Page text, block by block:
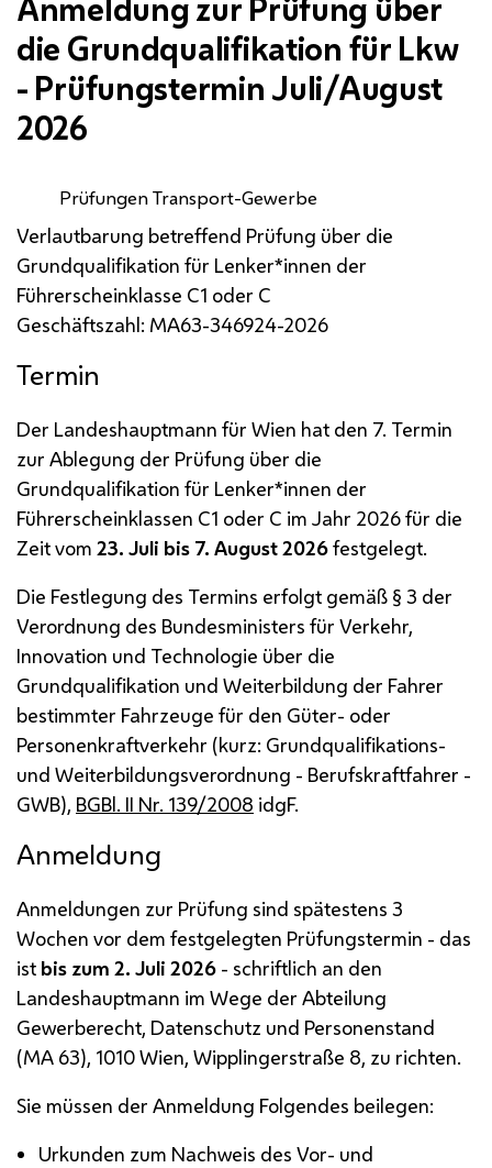
die Grundqualifikation für Lkw
- Prüfungstermin Juli/August
2026
Prüfungen Transport-Gewerbe
Verlautbarung betreffend Prüfung über die
Grundqualifikation für Lenker*innen der
Führerscheinklasse C1 oder C
Geschäftszahl: MA63-346924-2026
Termin
Der Landeshauptmann für Wien hat den 7. Termin
zur Ablegung der Prüfung über die
Grundqualifikation für Lenker*innen der
Führerscheinklassen C1 oder C im Jahr 2026 für die
Zeit vom 23. Juli bis 7. August 2026festgelegt.
Die Festlegung des Termins erfolgt gemäß § 3 der
Verordnung des Bundesministers für Verkehr,
Innovation und Technologie über die
Grundqualifikation und Weiterbildung der Fahrer
bestimmter Fahrzeuge für den Güter- oder
Personenkraftverkehr (kurz: Grundqualifikations-
und Weiterbildungsverordnung - Berufskraftfahrer -
GWB), BGBl. II Nr. 139/2008 idgF.
Anmeldung
Anmeldungen zur Prüfung sind spätestens 3
Wochen vor dem festgelegten Prüfungstermin - das
ist bis zum 2. Juli 2026 - schriftlich an den
Landeshauptmann im Wege der Abteilung
Gewerberecht, Datenschutz und Personenstand
(MA 63), 1010 Wien, Wipplingerstraße 8, zu richten.
Sie müssen der Anmeldung Folgendes beilegen:
Urkunden zum Nachweis des Vor- und